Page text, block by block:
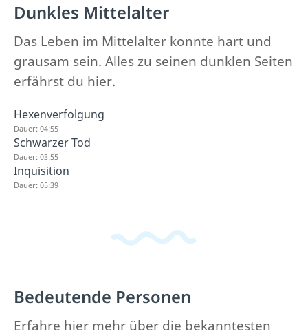
Dunkles Mittelalter
Das Leben im Mittelalter konnte hart und
grausam sein. Alles zu seinen dunklen Seiten
erfährst du hier.
Hexenverfolgung
Dauer: 04:55
Schwarzer Tod
Dauer: 03:55
Inquisition
Dauer: 05:39
Bedeutende Personen
Erfahre hier mehr über die bekanntesten